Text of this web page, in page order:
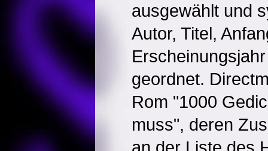
ausgewählt und
Autor, Titel,
geordnet.
Rom "1000
muss", deren